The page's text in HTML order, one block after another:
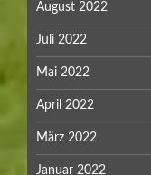
August 2022
Juli 2022
Mai 2022
April 2022
März 2022
Januar 2022